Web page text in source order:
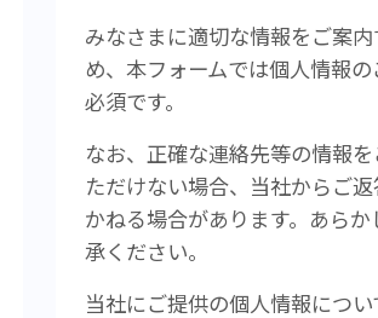
みなさまに適切な情報をご案
め、本フォームでは個人情報
必須です。
なお、正確な連絡先等の情報
ただけない場合、当社からご
かねる場合があります。あらか
承ください。
当社にご提供の個人情報につい